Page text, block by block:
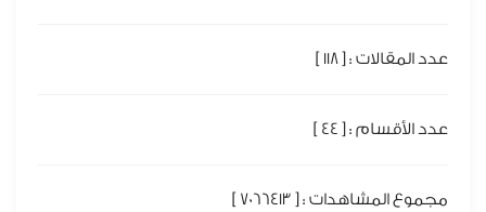
عدد المقالات : [ 118 ]
عدد الأقسام : [ 44 ]
مجموع المشاهدات : [ 7066413 ]